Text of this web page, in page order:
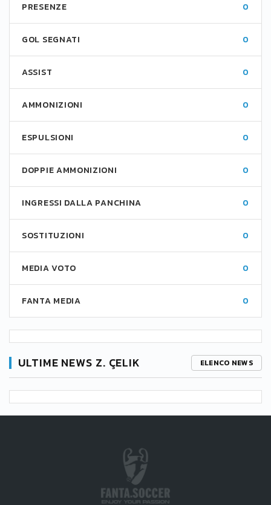
PRESENZE 0
GOL SEGNATI 0
ASSIST 0
AMMONIZIONI 0
ESPULSIONI 0
DOPPIE AMMONIZIONI 0
INGRESSI DALLA PANCHINA 0
SOSTITUZIONI 0
MEDIA VOTO 0
FANTA MEDIA 0
ULTIME NEWS Z. ÇELIK ELENCO NEWS